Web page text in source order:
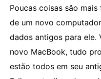
Poucas coisas são
de um novo
dados antigos para ele.
novo MacBook, tudo
estão todos em seu